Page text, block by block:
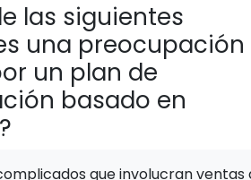
las siguientes
una preocupación
un plan de
basado en
que involucran ventas